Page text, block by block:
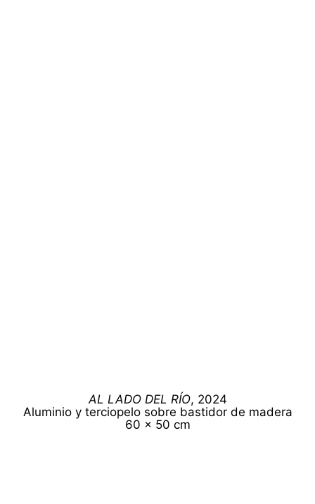
AL LADO DEL RÍO, 2024
Aluminio y terciopelo sobre bastidor de madera
60 x 50 cm